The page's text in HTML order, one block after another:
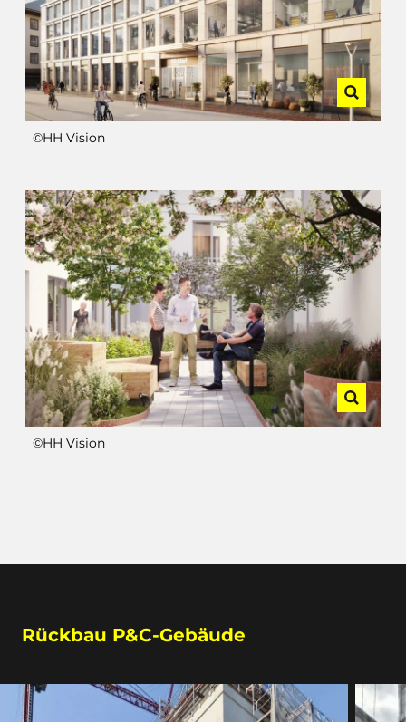
©HH Vision
©HH Vision
Rückbau P&C-Gebäude